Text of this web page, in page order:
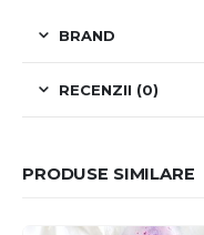
BRAND
RECENZII (0)
PRODUSE SIMILARE